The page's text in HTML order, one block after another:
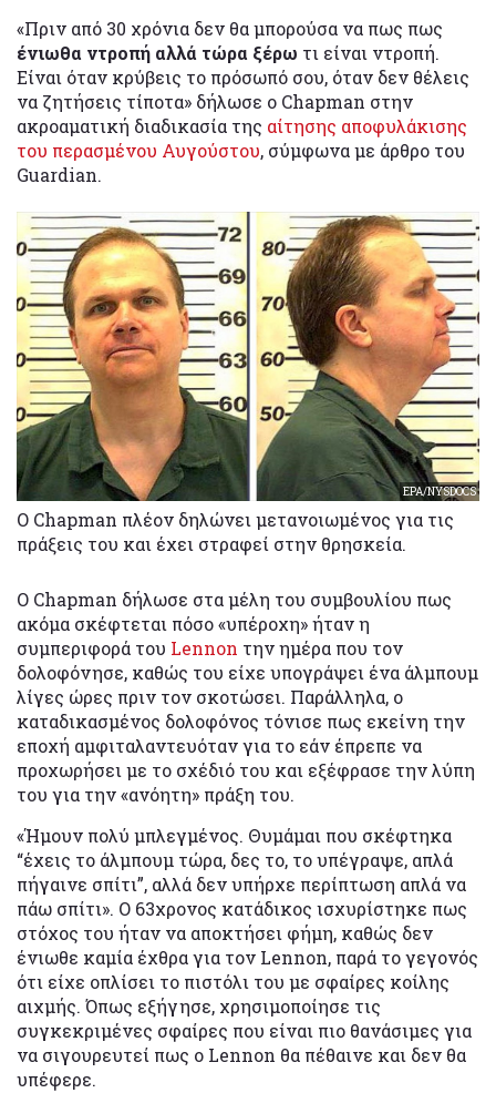
«Πριν από 30 χρόνια δεν θα μπορούσα να πως πως
ένιωθα ντροπή αλλά τώρα ξέρω τι είναι ντροπή.
Είναι όταν κρύβεις το πρόσωπό σου, όταν δεν θέλεις
να ζητήσεις τίποτα» δήλωσε ο Chapman στην
ακροαματική διαδικασία της αίτησης αποφυλάκισης
του περασμένου Αυγούστου, σύμφωνα με άρθρο του
Guardian.
EPA/NYSDOCS
Ο Chapman πλέον δηλώνει μετανοιωμένος για τις
πράξεις του και έχει στραφεί στην θρησκεία.
Ο Chapman δήλωσε στα μέλη του συμβουλίου πως
ακόμα σκέφτεται πόσο «υπέροχη» ήταν η
συμπεριφορά του Lennon την ημέρα που τον
δολοφόνησε, καθώς του είχε υπογράψει ένα άλμπουμ
λίγες ώρες πριν τον σκοτώσει. Παράλληλα, ο
καταδικασμένος δολοφόνος τόνισε πως εκείνη την
εποχή αμφιταλαντευόταν για το εάν έπρεπε να
προχωρήσει με το σχέδιό του και εξέφρασε την λύπη
του για την «ανόητη» πράξη του.
«Ήμουν πολύ μπλεγμένος. Θυμάμαι που σκέφτηκα
“έχεις το άλμπουμ τώρα, δες το, το υπέγραψε, απλά
πήγαινε σπίτι”, αλλά δεν υπήρχε περίπτωση απλά να
πάω σπίτι». Ο 63χρονος κατάδικος ισχυρίστηκε πως
στόχος του ήταν να αποκτήσει φήμη, καθώς δεν
ένιωθε καμία έχθρα για τον Lennon, παρά το γεγονός
ότι είχε οπλίσει το πιστόλι του με σφαίρες κοίλης
αιχμής. Όπως εξήγησε, χρησιμοποίησε τις
συγκεκριμένες σφαίρες που είναι πιο θανάσιμες για
να σιγουρευτεί πως ο Lennon θα πέθαινε και δεν θα
υπέφερε.